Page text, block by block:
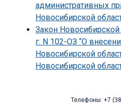
административных
Новосибирской
Закон
г. N 102-ОЗ “О
Новосибирской
Новосибирской
Телефоны: +7